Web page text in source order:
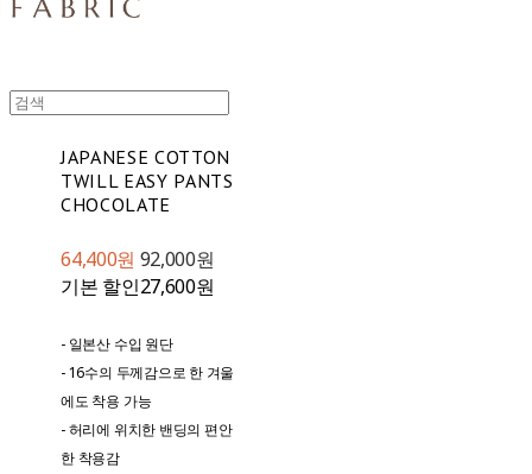
JAPANESE COTTON
TWILL EASY PANTS
CHOCOLATE
64,400원 92,000원
기본 할인27,600원
- 일본산 수입 원단
- 16수의 두께감으로 한 겨울
에도 착용 가능
- 허리에 위치한 밴딩의 편안
한 착용감